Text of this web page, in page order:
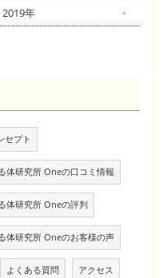
2019年
セプト
体研究所 Oneの口コミ情報
体研究所 Oneの評判
体研究所 Oneのお客様の声
よくある質問 アクセス